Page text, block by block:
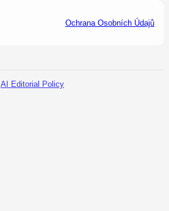
Ochrana Osobních Údajů
AI Editorial Policy